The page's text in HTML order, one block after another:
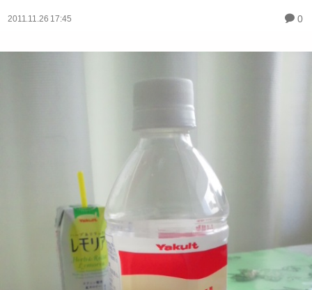
2011.11.26 17:45 0